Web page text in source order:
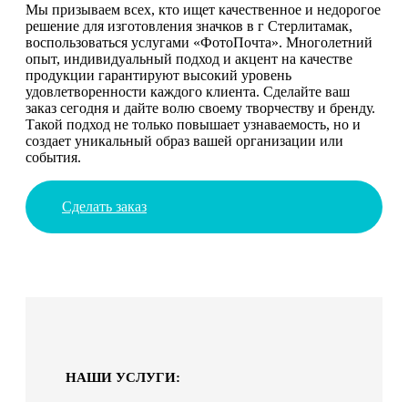
Мы призываем всех, кто ищет качественное и недорогое
решение для изготовления значков в г Стерлитамак,
воспользоваться услугами «ФотоПочта». Многолетний
опыт, индивидуальный подход и акцент на качестве
продукции гарантируют высокий уровень
удовлетворенности каждого клиента. Сделайте ваш
заказ сегодня и дайте волю своему творчеству и бренду.
Такой подход не только повышает узнаваемость, но и
создает уникальный образ вашей организации или
события.
Сделать заказ
НАШИ УСЛУГИ: